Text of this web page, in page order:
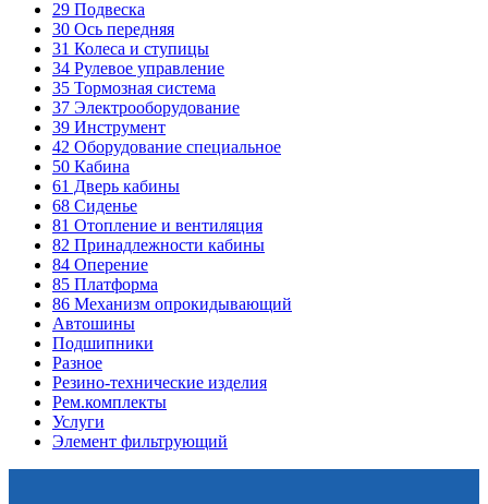
29 Подвеска
30 Ось передняя
31 Колеса и ступицы
34 Рулевое управление
35 Тормозная система
37 Электрооборудование
39 Инструмент
42 Оборудование специальное
50 Кабина
61 Дверь кабины
68 Сиденье
81 Отопление и вентиляция
82 Принадлежности кабины
84 Оперение
85 Платформа
86 Механизм опрокидывающий
Автошины
Подшипники
Разное
Резино-технические изделия
Рем.комплекты
Услуги
Элемент фильтрующий